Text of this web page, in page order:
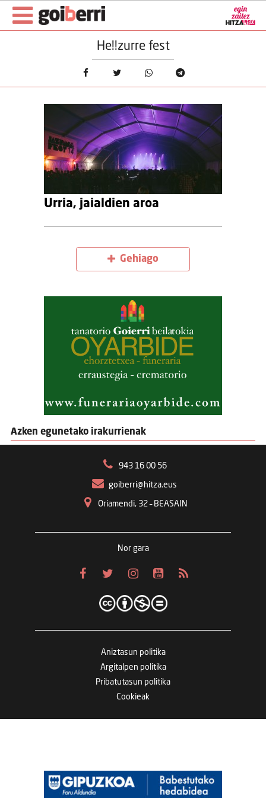
He!!zurre fest
Urria, jaialdien aroa
Gehiago
Azken egunetako irakurrienak
943 16 00 56
goiberri@hitza.eus
Oriamendi, 32 – BEASAIN
Nor gara
Aniztasun politika
Argitalpen politika
Pribatutasun politika
Cookieak